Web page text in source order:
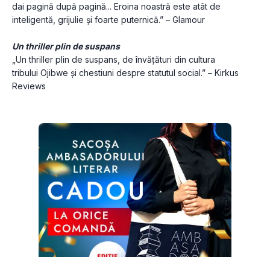
dai pagină după pagină... Eroina noastră este atât de
inteligentă, grijulie și foarte puternică.” – Glamour
Un thriller plin de suspans
„Un thriller plin de suspans, de învățături din cultura
tribului Ojibwe și chestiuni despre statutul social.” – Kirkus
Reviews